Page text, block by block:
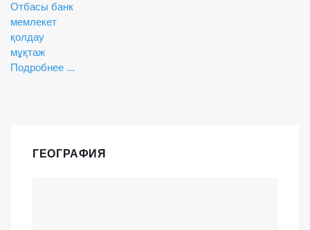
Отбасы банк
мемлекет
қолдау
мұқтаж
Подробнее ...
ГЕОГРАФИЯ